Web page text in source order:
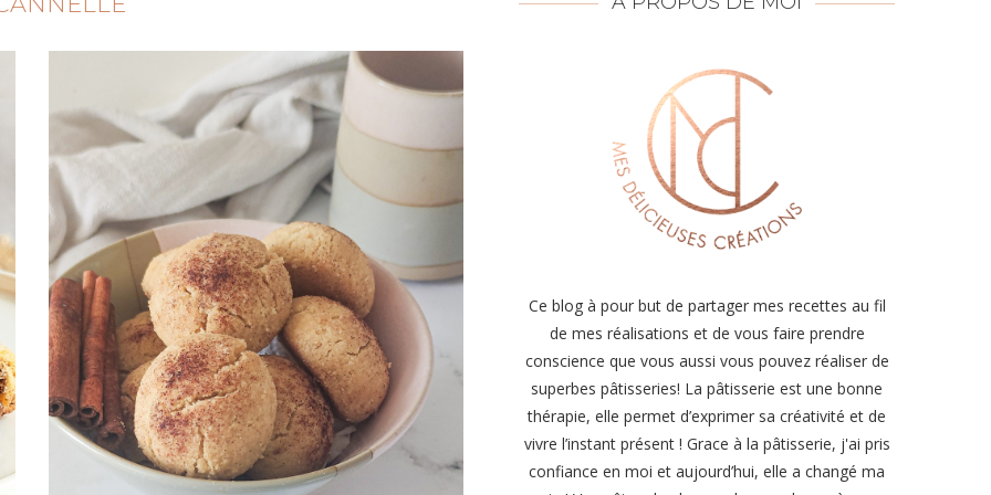
Ce blog à pour but de partager mes recettes au fil
de mes réalisations et de vous faire prendre
conscience que vous aussi vous pouvez réaliser de
superbes pâtisseries! La pâtisserie est une bonne
thérapie, elle permet d’exprimer sa créativité et de
vivre l’instant présent ! Grace à la pâtisserie, j'ai pris
confiance en moi et aujourd’hui, elle a changé ma